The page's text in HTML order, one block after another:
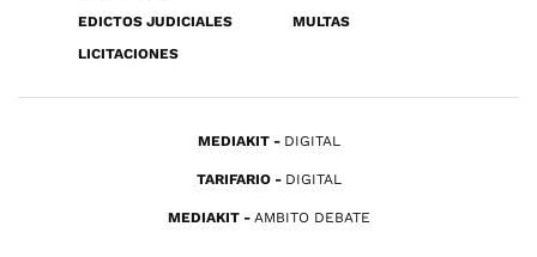
EDICTOS JUDICIALES
MULTAS
LICITACIONES
MEDIAKIT DIGITAL
TARIFARIO DIGITAL
MEDIAKIT AMBITO DEBATE